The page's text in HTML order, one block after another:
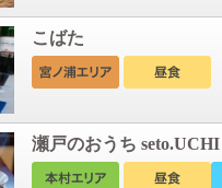
こばた
瀬戸のおうち seto.UCHI